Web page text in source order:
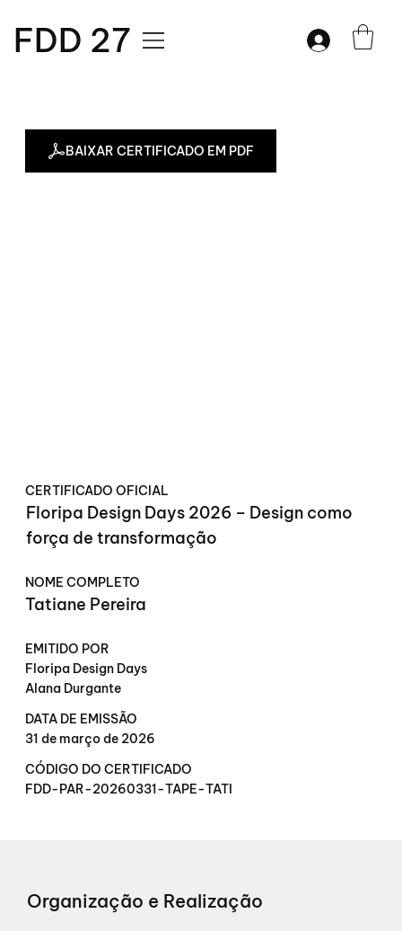
FDD 27
BAIXAR CERTIFICADO EM PDF
CERTIFICADO OFICIAL
Floripa Design Days 2026 – Design como
força de transformação
NOME COMPLETO
Tatiane Pereira
DATA DE EMISSÃO
31 de março de 2026
EMITIDO POR
Floripa Design Days
Alana Durgante
CÓDIGO DO CERTIFICADO
FDD-PAR-20260331-TAPE-TATI
Organização e Realização